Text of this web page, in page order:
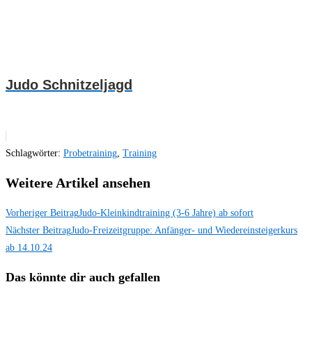
Judo Schnitzeljagd
Schlagwörter: Probetraining Training
Weitere Artikel ansehen
Vorheriger BeitragJudo-Kleinkindtraining (3-6 Jahre) ab sofort
Nächster BeitragJudo-Freizeitgruppe: Anfänger- und Wiedereinsteigerkurs
ab 14.10.24
Das könnte dir auch gefallen